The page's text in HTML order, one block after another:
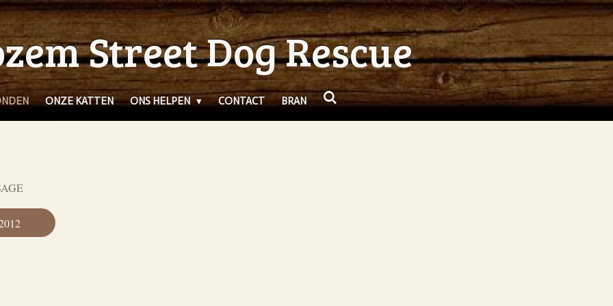
Street Dog Rescue
ONZE KATTEN ONS HELPEN CONTACT BRAN